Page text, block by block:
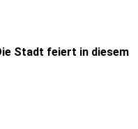
Stadt feiert in diesem